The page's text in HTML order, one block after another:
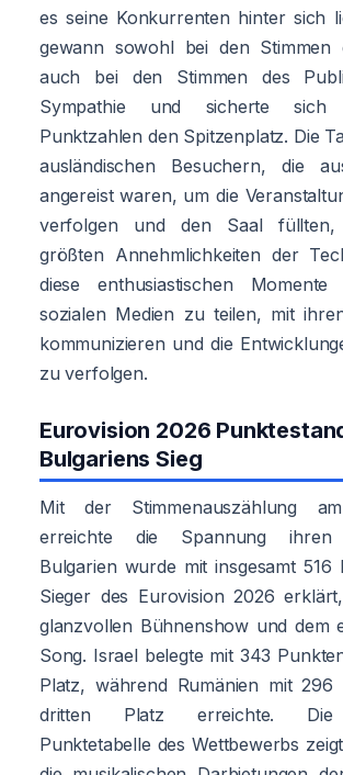
es seine Konkurrenten hinter sich
gewann sowohl bei den
auch bei den Stimmen des
Sympathie und sicherte
Punktzahlen den Spitzenplatz. Die
ausländischen Besuchern, die
angereist waren, um die
verfolgen und den Saal füllten,
größten Annehmlichkeiten der
diese enthusiastischen
sozialen Medien zu teilen, mit
kommunizieren und die
zu verfolgen.
Eurovision 2026
Bulgariens Sieg
Mit der Stimmenauszählung
erreichte die Spannung ihren
Bulgarien wurde mit insgesamt 516
Sieger des Eurovision 2026
glanzvollen Bühnenshow und dem
Song. Israel belegte mit 343
Platz, während Rumänien mit 296
dritten Platz erreichte. Die
Punktetabelle des Wettbewerbs